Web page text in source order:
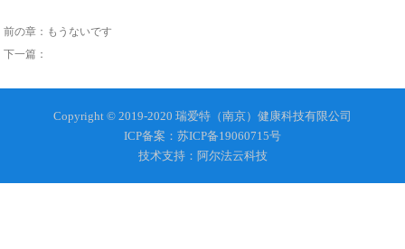
前の章：もうないです
下一篇：
Copyright © 2019-2020 瑞爱特（南京）健康科技有限公司
ICP备案：苏ICP备19060715号
技术支持：阿尔法云科技